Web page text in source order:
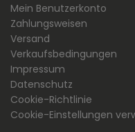
Mein Benutzerkonto
Zahlungsweisen
Versand
Verkaufsbedingungen
Impressum
Datenschutz
Cookie-Richtlinie
Cookie-Einstellungen